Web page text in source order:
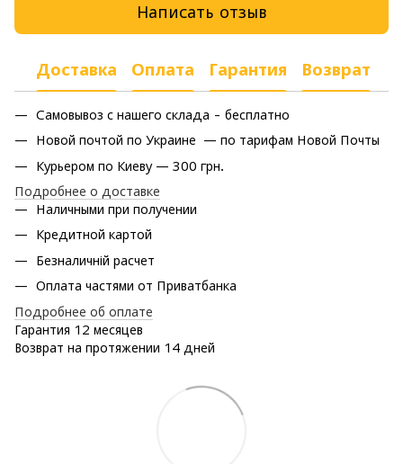
Написать отзыв
Доставка Оплата Гарантия Возврат
Самовывоз с нашего склада - бесплатно
Новой почтой по Украине — по тарифам Новой Почты
Курьером по Киеву — 300 грн.
Подробнее о доставке
Наличными при получении
Кредитной картой
Безналичній расчет
Оплата частями от Приватбанка
Подробнее об оплате
Гарантия 12 месяцев
Возврат на протяжении 14 дней